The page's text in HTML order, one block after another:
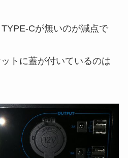
Cが無いのが減点で
トに蓋が付いているのは